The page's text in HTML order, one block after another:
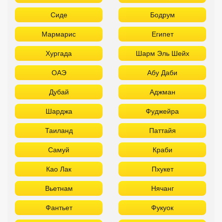
Сиде Бодрум
Мармарис Египет
Хургада Шарм Эль Шейх
ОАЭ Абу Даби
Дубай Аджман
Шарджа Фуджейра
Таиланд Паттайя
Самуй Краби
Као Лак Пхукет
Вьетнам Нячанг
Фантьет Фукуок